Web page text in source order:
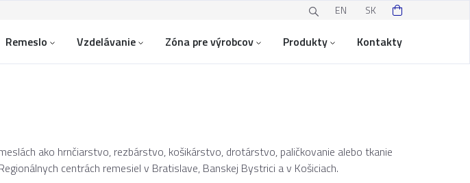
EN SK
Remeslo Vzdelávanie Zóna pre výrobcov Produkty Kontakty
ako hrnčiarstvo, rezbárstvo, košikárstvo, drotárstvo, paličkovanie alebo tkanie
centrách remesiel v Bratislave, Banskej Bystrici a v Košiciach.